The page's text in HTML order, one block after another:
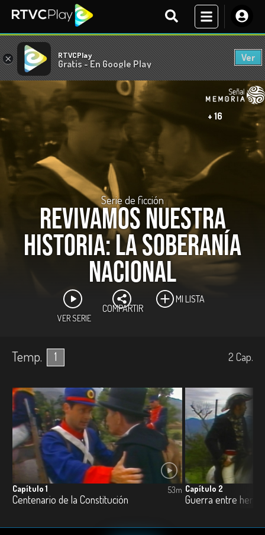
× RTVCPlay
Gratis - En Google Play
Ver
+ 16
Serie de ficción
Revivamos nuestra
historia: La soberanía
nacional
VER SERIE
COMPARTIR
MI LISTA
Temp. 1 2 Cap.
Capítulo 1
Centenario de la Constitución
53m Capítulo 2
Guerra entre